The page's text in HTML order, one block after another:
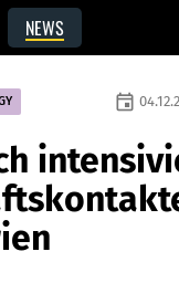
NEWS
event